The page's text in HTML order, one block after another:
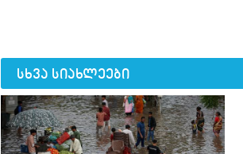
სხვა სიახლეები